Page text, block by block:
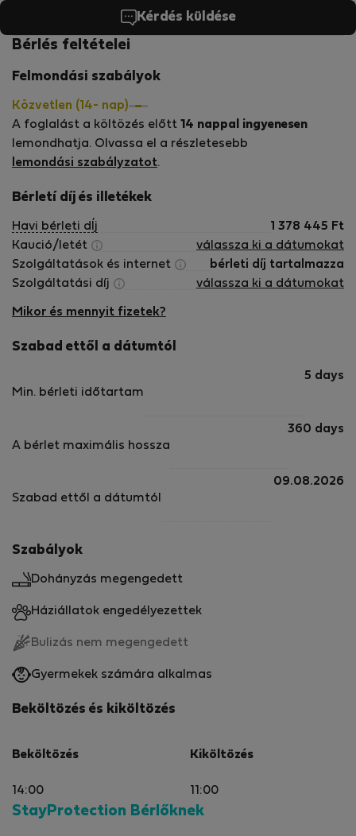
Kérdés küldése
Bérlés feltételei
Felmondási szabályok
Közvetlen (14- nap)
A foglalást a költözés előtt 14 nappal ingyenesen
lemondhatja. Olvassa el a részletesebb
lemondási szabályzatot.
Bérletí díj és illetékek
Havi bérleti dÍj 1 378 445 Ft
Kaució/letét
válassza ki a dátumokat
Szolgáltatások és internet
bérleti díj tartalmazza
Szolgáltatási díj
válassza ki a dátumokat
Mikor és mennyit fizetek?
Szabad ettől a dátumtól
Min. bérleti időtartam
5 days
A bérlet maximális hossza
360 days
Szabad ettől a dátumtól
09.08.2026
Szabályok
Dohányzás megengedett
Háziállatok engedélyezettek
Bulizás nem megengedett
Gyermekek számára alkalmas
Beköltözés és kiköltözés
Beköltözés
14:00
Kiköltözés
11:00
StayProtection Bérlőknek